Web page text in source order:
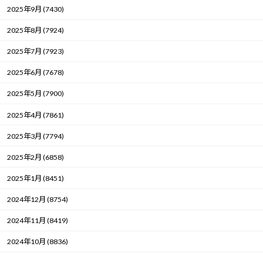
2025年9月 (7430)
2025年8月 (7924)
2025年7月 (7923)
2025年6月 (7678)
2025年5月 (7900)
2025年4月 (7861)
2025年3月 (7794)
2025年2月 (6858)
2025年1月 (8451)
2024年12月 (8754)
2024年11月 (8419)
2024年10月 (8836)